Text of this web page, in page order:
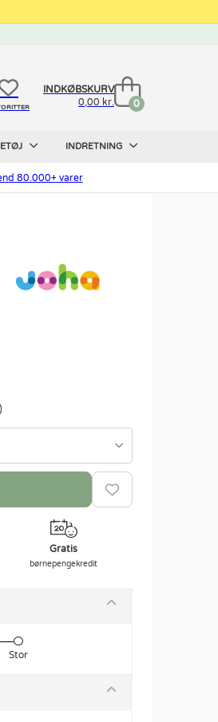
INDKØBSKURV
0,00 kr.
0
INDRETNING
80.000+ varer
Gratis
børnepengekredit
Stor